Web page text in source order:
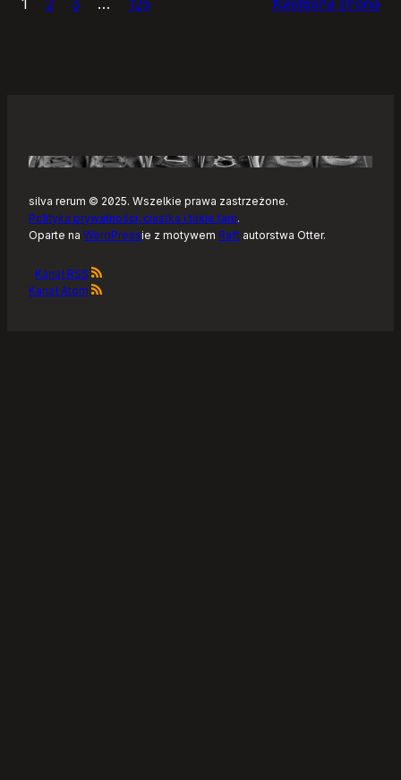
–
Linuksa
silva rerum © 2025. Wszelkie prawa zastrzeżone.
Polityka prywatności, ciastka i takie tam.
Oparte na WordPressie z motywem Raft autorstwa Otter.
Kanał RSS
Kanał Atom